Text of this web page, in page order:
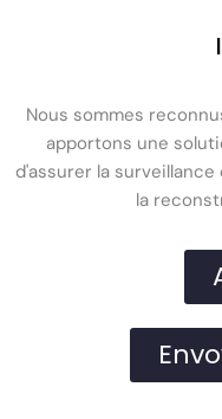
Nous sommes
apportons une
d'assurer la
la